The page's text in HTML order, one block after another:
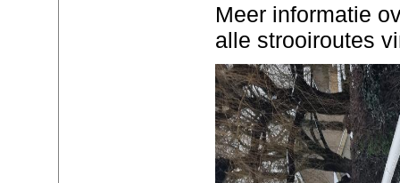
Meer informatie
alle strooiroutes